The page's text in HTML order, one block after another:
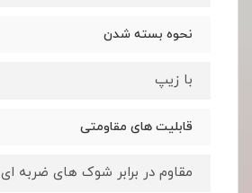
نحوه بسته شدن
با زیپ
قابلیت های مقاومتی
مقاوم در برابر شوک های ضربه ای